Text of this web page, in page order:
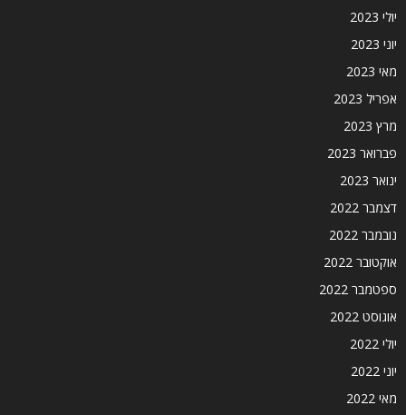
יולי 2023
יוני 2023
מאי 2023
אפריל 2023
מרץ 2023
פברואר 2023
ינואר 2023
דצמבר 2022
נובמבר 2022
אוקטובר 2022
ספטמבר 2022
אוגוסט 2022
יולי 2022
יוני 2022
מאי 2022